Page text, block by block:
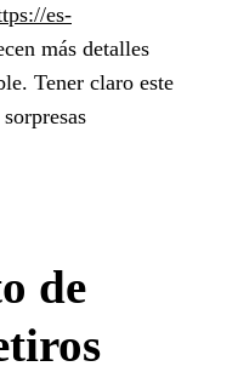
es-
más detalles
Tener claro este
de